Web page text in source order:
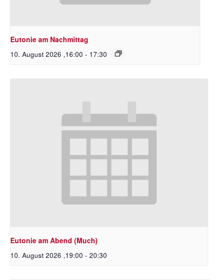
Eutonie am Nachmittag
10. August 2026 ,16:00 - 17:30
Eutonie am Abend (Much)
10. August 2026 ,19:00 - 20:30